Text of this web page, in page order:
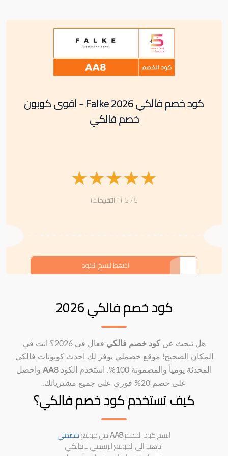
كود خصم فالكي Falke 2026 - اقوى كوبون
خصم فالكي
★
★
★
★
★
5 / 5 (1 التقييمات)
AA8
اضغط لنسخ الكود
كود خصم فالكي 2026
هل تبحث عنكود خصم فالكي
فعال في 2026؟ انت في
المكان الصحيح! موقع خصملي يوفر لك احدث كوبونات فالكي
المحدثة يومياً والمضمونة 100%. استخدم الكود
AA8 واحصل
على خصم 20% فوري على جميع مشترياتك.
كيف تستخدم كود خصم فالكي؟
انسخ كود الخصمAA8من موقعخصملي
اذهب الى الموقع الرسمي لـ فالكي